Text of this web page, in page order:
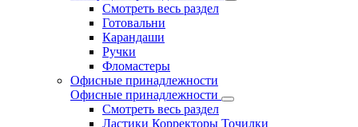
Смотреть весь раздел
Готовальни
Карандаши
Ручки
Фломастеры
Офисные принадлежности
Офисные принадлежности
Смотреть весь раздел
Ластики Корректоры Точилки